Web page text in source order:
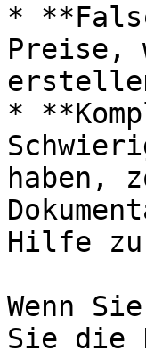
*
Preise,
*
haben,
Hilfe
Wenn
Sie die